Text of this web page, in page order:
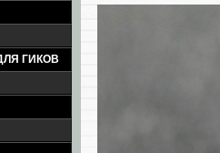
ГИКОВ